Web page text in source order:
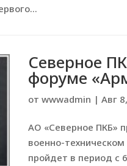
Северное
форуме
отwwwadmin |Авг
АО «Северное ПКБ»
военно-
пройдет в период с